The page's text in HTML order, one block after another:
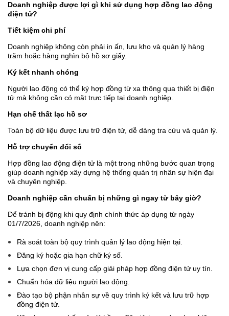
Doanh nghiệp được lợi gì khi sử dụng hợp đồng lao động
điện tử?
Tiết kiệm chi phí
Doanh nghiệp không còn phải in ấn, lưu kho và quản lý hàng
trăm hoặc hàng nghìn bộ hồ sơ giấy.
Ký kết nhanh chóng
Người lao động có thể ký hợp đồng từ xa thông qua thiết bị điện
tử mà không cần có mặt trực tiếp tại doanh nghiệp.
Hạn chế thất lạc hồ sơ
Toàn bộ dữ liệu được lưu trữ điện tử, dễ dàng tra cứu và quản lý.
Hỗ trợ chuyển đổi số
Hợp đồng lao động điện tử là một trong những bước quan trọng
giúp doanh nghiệp xây dựng hệ thống quản trị nhân sự hiện đại
và chuyên nghiệp.
Doanh nghiệp cần chuẩn bị những gì ngay từ bây giờ?
Để tránh bị động khi quy định chính thức áp dụng từ ngày
01/7/2026, doanh nghiệp nên:
Rà soát toàn bộ quy trình quản lý lao động hiện tại.
Đăng ký hoặc gia hạn chữ ký số.
Lựa chọn đơn vị cung cấp giải pháp hợp đồng điện tử uy tín.
Chuẩn hóa dữ liệu người lao động.
Đào tạo bộ phận nhân sự về quy trình ký kết và lưu trữ hợp
đồng điện tử.